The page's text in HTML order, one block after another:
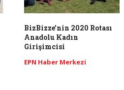
BizBizze’nin 2020 Rotası
Anadolu Kadın
Girişimcisi
EPN Haber Merkezi